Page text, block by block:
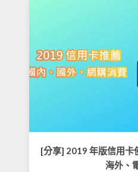
[分享] 2019 年版信用卡
海外、